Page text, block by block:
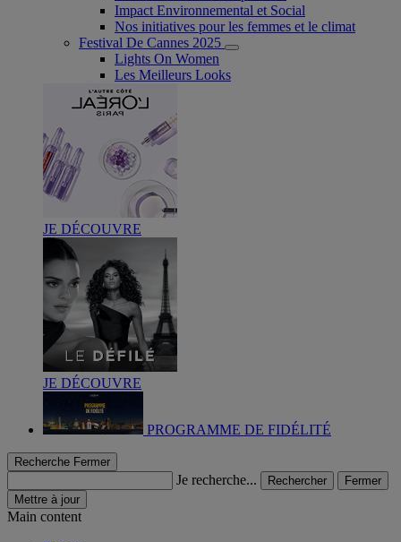
Impact Environnemental et Social
Nos initiatives pour les femmes et le climat
Festival De Cannes 2025
Lights On Women
Les Meilleurs Looks
JE DÉCOUVRE
JE DÉCOUVRE
PROGRAMME DE FIDÉLITÉ
Recherche Fermer
Je recherche... Rechercher
Fermer
Mettre à jour
Main content